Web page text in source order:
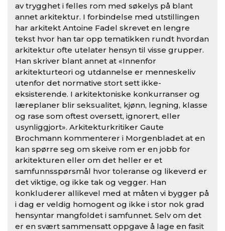
av trygghet i felles rom med søkelys på blant
annet arkitektur. I forbindelse med utstillingen
har arkitekt Antoine Fadel skrevet en lengre
tekst hvor han tar opp tematikken rundt hvordan
arkitektur ofte utelater hensyn til visse grupper.
Han skriver blant annet at «Innenfor
arkitekturteori og utdannelse er menneskeliv
utenfor det normative stort sett ikke-
eksisterende. I arkitektoniske konkurranser og
læreplaner blir seksualitet, kjønn, legning, klasse
og rase som oftest oversett, ignorert, eller
usynliggjort». Arkitekturkritiker Gaute
Brochmann kommenterer i Morgenbladet at en
kan spørre seg om skeive rom er en jobb for
arkitekturen eller om det heller er et
samfunnsspørsmål hvor toleranse og likeverd er
det viktige, og ikke tak og vegger. Han
konkluderer allikevel med at måten vi bygger på
i dag er veldig homogent og ikke i stor nok grad
hensyntar mangfoldet i samfunnet. Selv om det
er en svært sammensatt oppgave å lage en fasit